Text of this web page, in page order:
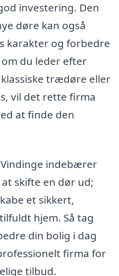
investering. Den
døre kan også
karakter og forbedre
du leder efter
trædøre eller
vil det rette firma
at finde den
indebærer
skifte en dør ud;
et sikkert,
hjem. Så tag
din bolig i dag
firma for
tilbud.